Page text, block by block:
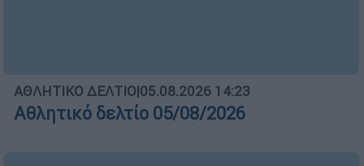
ΑΘΛΗΤΙΚΟ ΔΕΛΤΙΟ|05.08.2026 14:23
Αθλητικό δελτίο 05/08/2026